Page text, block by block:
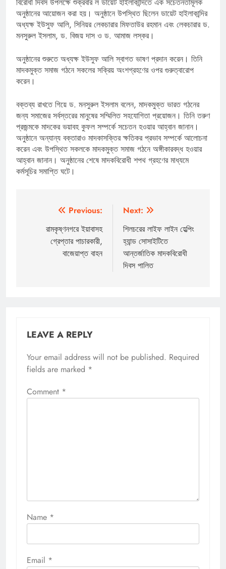
অনুষ্ঠানের আয়োজন করা হয়। অনুষ্ঠানে উপস্থিত ছিলেন ডায়েট হাইলাকান্দির
অধ্যক্ষ ইউসুফ আলি, সিনিয়র লেকচারার মিফতাউর রহমান এবং লেকচারার ড.
মনসুরুল ইসলাম, ড. বিজয় দাস ও ড. আমাজ লস্কর।
অনুষ্ঠানের শুরুতে অধ্যক্ষ ইউসুফ আলি স্বাগত ভাষণ প্রদান করেন। তিনি
মাদকমুক্ত সমাজ গঠনে সকলের সক্রিয় অংশগ্রহণের ওপর গুরুত্বারোপ
করেন।
বক্তব্য রাখতে গিয়ে ড. মনসুরুল ইসলাম বলেন, মাদকমুক্ত ভারত গঠনের
জন্য সমাজের সর্বস্তরের মানুষের সম্মিলিত সহযোগিতা প্রয়োজন। তিনি তরুণ
প্রজন্মকে মাদকের ভয়াবহ কুফল সম্পর্কে সচেতন হওয়ার আহ্বান জানান।
অনুষ্ঠানে অন্যান্য বক্তারাও মাদকাসক্তির ক্ষতিকর প্রভাব সম্পর্কে আলোচনা
করেন এবং উপস্থিত সকলকে মাদকমুক্ত সমাজ গঠনে অঙ্গীকারবদ্ধ হওয়ার
আহ্বান জানান। অনুষ্ঠানের শেষে মাদকবিরোধী শপথ গ্রহণের মাধ্যমে
কর্মসূচির সমাপ্তি ঘটে।
navigation
Previous:
রামকৃষ্ণনগরে ইয়াবাসহ
গ্রেপ্তার পাচারকারী,
বাজেয়াপ্ত বাহন
Next:
শিলচরের লাইফ লাইন হেল্পিং
হ্যান্ড সোসাইটিতে
আন্তর্জাতিক মাদকবিরোধী
দিবস পালিত
LEAVE A REPLY
Your email address will not be published. Required
fields are marked *
Comment *
Name *
Email *